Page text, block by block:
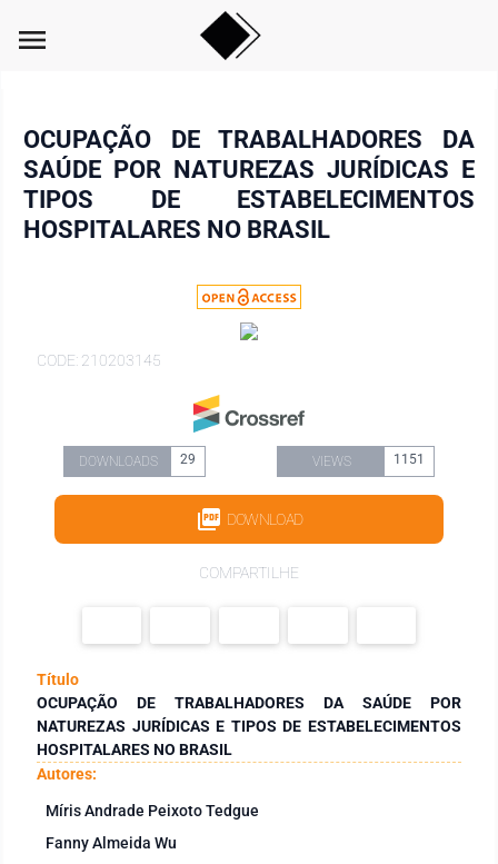
menu
OCUPAÇÃO DE TRABALHADORES DA
SAÚDE POR NATUREZAS JURÍDICAS E
TIPOS DE ESTABELECIMENTOS
HOSPITALARES NO BRASIL
CODE: 210203145
DOWNLOADS 29 VIEWS 1151
DOWNLOAD
COMPARTILHE
Título
OCUPAÇÃO DE TRABALHADORES DA SAÚDE POR
NATUREZAS JURÍDICAS E TIPOS DE ESTABELECIMENTOS
HOSPITALARES NO BRASIL
Autores:
Míris Andrade Peixoto Tedgue
Fanny Almeida Wu